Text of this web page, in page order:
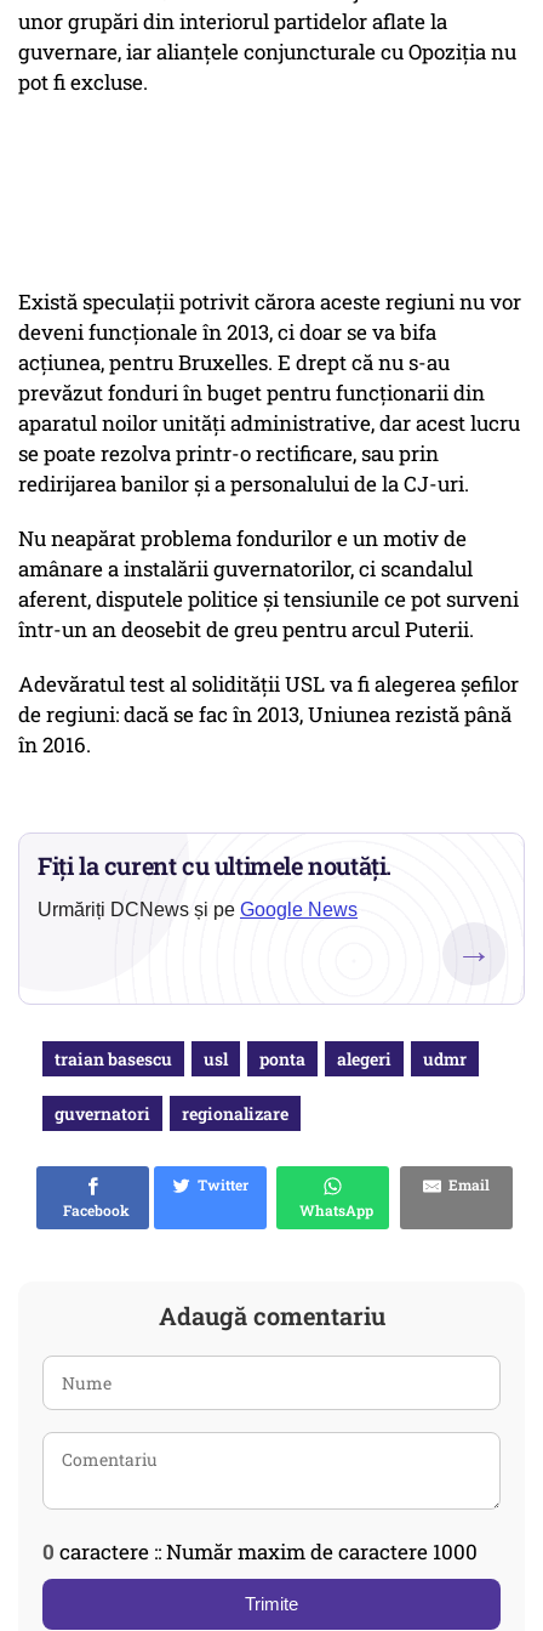
unor grupări din interiorul partidelor aflate la
guvernare, iar alianțele conjuncturale cu Opoziția nu
pot fi excluse.
Există speculații potrivit cărora aceste regiuni nu vor
deveni funcționale în 2013, ci doar se va bifa
acțiunea, pentru Bruxelles. E drept că nu s-au
prevăzut fonduri în buget pentru funcționarii din
aparatul noilor unități administrative, dar acest lucru
se poate rezolva printr-o rectificare, sau prin
redirijarea banilor și a personalului de la CJ-uri.
Nu neapărat problema fondurilor e un motiv de
amânare a instalării guvernatorilor, ci scandalul
aferent, disputele politice și tensiunile ce pot surveni
într-un an deosebit de greu pentru arcul Puterii.
Adevăratul test al solidității USL va fi alegerea șefilor
de regiuni: dacă se fac în 2013, Uniunea rezistă până
în 2016.
Fiți la curent cu ultimele noutăți.
Urmăriți DCNews și pe Google News
→
traian basescu usl ponta alegeri udmr
guvernatori regionalizare
Facebook
Twitter
WhatsApp
Email
Adaugă comentariu
0 caractere :: Număr maxim de caractere 1000
Trimite